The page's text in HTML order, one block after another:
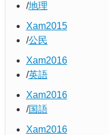
地理
Xam2015
公民
Xam2016
英語
Xam2016
国語
Xam2016